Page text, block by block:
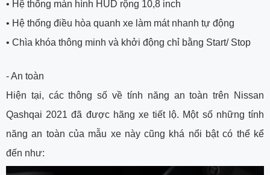
• Hệ thống màn hình HUD rộng 10,8 inch
• Hệ thống điều hòa quanh xe làm mát nhanh tự động
• Chìa khóa thông minh và khởi động chỉ bằng Start/ Stop
- An toàn
Hiện tại, các thông số về tính năng an toàn trên Nissan
Qashqai 2021 đã được hãng xe tiết lộ. Một số những tính
năng an toàn của mẫu xe này cũng khá nổi bật có thể kể
đến như: